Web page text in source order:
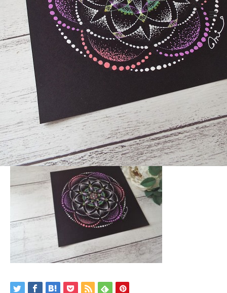
ホーム DSCF4117
Warning
: ltrim() expects parameter 1 to be string, object given
/home/xs524725/reiki-kumamoto.com/public_html/wp-
includes/formatting.php
DSCF4117
2021.02.9